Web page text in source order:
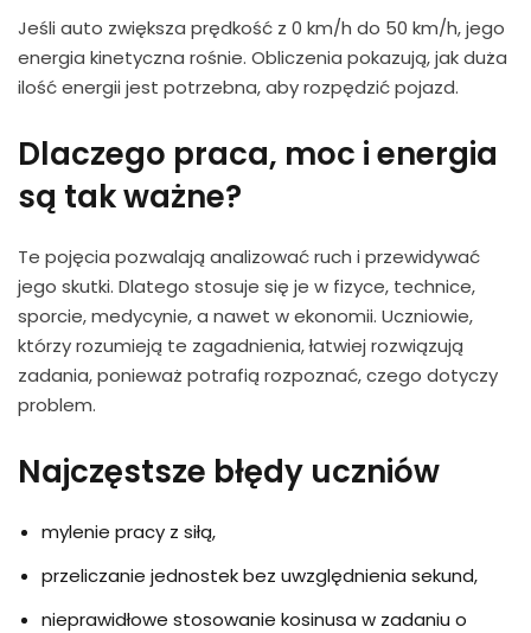
Jeśli auto zwiększa prędkość z 0 km/h do 50 km/h, jego
energia kinetyczna rośnie. Obliczenia pokazują, jak duża
ilość energii jest potrzebna, aby rozpędzić pojazd.
Dlaczego praca, moc ienergia
są tak ważne?
Te pojęcia pozwalają analizować ruch i przewidywać
jego skutki. Dlatego stosuje się je w fizyce, technice,
sporcie, medycynie, a nawet w ekonomii. Uczniowie,
którzy rozumieją te zagadnienia, łatwiej rozwiązują
zadania, ponieważ potrafią rozpoznać, czego dotyczy
problem.
Najczęstsze błędy uczniów
mylenie pracy z siłą,
przeliczanie jednostek bez uwzględnienia sekund,
nieprawidłowe stosowanie kosinusa w zadaniu o